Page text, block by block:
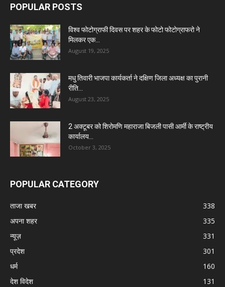
POPULAR POSTS
विश्व फोटोग्राफी दिवस पर शहर के फोटो फोटोग्राफरो ने
मिलकर एक...
August 19, 2025
मधु तिवारी भाजपा कार्यकर्ता ने दक्षिण जिला अध्यक्ष का पुरानी
रीति...
August 23, 2025
2 अक्टूबर को शिरोमणि महाराजा बिजली पासी आर्मी के राष्ट्रीय
कार्यालय...
October 3, 2025
POPULAR CATEGORY
ताजा खबर
338
अपना शहर
335
न्यूज़
331
प्रदेश
301
धर्म
160
देश विदेश
131